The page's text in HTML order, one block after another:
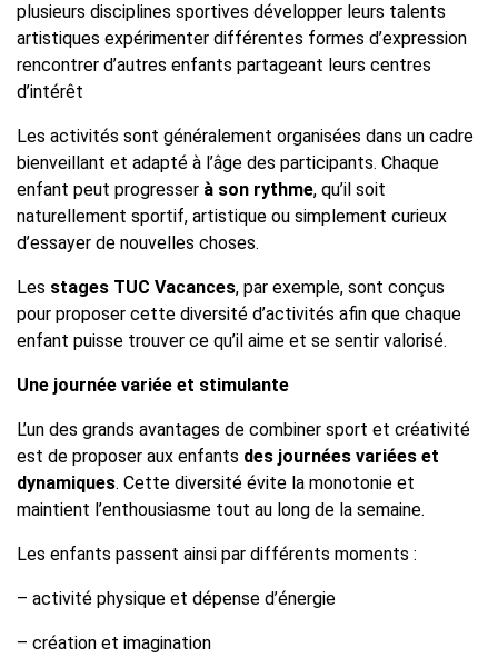
plusieurs disciplines sportives développer leurs talents
artistiques expérimenter différentes formes d’expression
rencontrer d’autres enfants partageant leurs centres
d’intérêt
Les activités sont généralement organisées dans un cadre
bienveillant et adapté à l’âge des participants. Chaque
enfant peut progresser à son rythme, qu’il soit
naturellement sportif, artistique ou simplement curieux
d’essayer de nouvelles choses.
Les stages TUC Vacances, par exemple, sont conçus
pour proposer cette diversité d’activités afin que chaque
enfant puisse trouver ce qu’il aime et se sentir valorisé.
Une journée variée et stimulante
L’un des grands avantages de combiner sport et créativité
est de proposer aux enfants des journées variées et
dynamiques. Cette diversité évite la monotonie et
maintient l’enthousiasme tout au long de la semaine.
Les enfants passent ainsi par différents moments :
– activité physique et dépense d’énergie
– création et imagination